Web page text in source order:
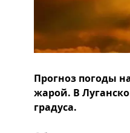
Прогноз погоды
жарой. В
градуса.